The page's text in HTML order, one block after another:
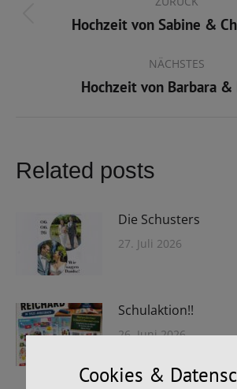
Hochzeit von Sabine &
NÄCHSTES
Nächster
Hochzeit von Barbara &
Related posts
Die Schusters
27. Juli 2026
Schulaktion!!
26. Juni 2026
Cookies &